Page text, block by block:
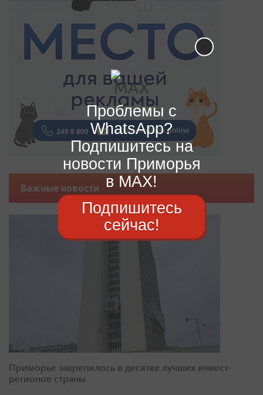
Важные новости
Приморье закрепилось в десятке лучших инвест-
регионов страны
Проблемы с
WhatsApp?
Подпишитесь на
новости Приморья
в MAX!
Подпишитесь
сейчас!